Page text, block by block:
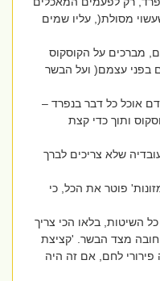
מסולת(, עליו שמים
על הקוסקוס
עצמם( ועל הבשר
אוכל כל דבר בנפרד –
ותוך כדי קצת
שלא צריכים לברך
פוטר את הכל, כי
בלאו הכי צריך
מצד הבשר. 'קציצת
לחם, אם זה היה